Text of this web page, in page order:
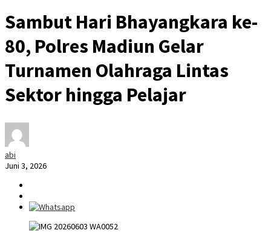
Sambut Hari Bhayangkara ke-
80, Polres Madiun Gelar
Turnamen Olahraga Lintas
Sektor hingga Pelajar
abi
Juni 3, 2026